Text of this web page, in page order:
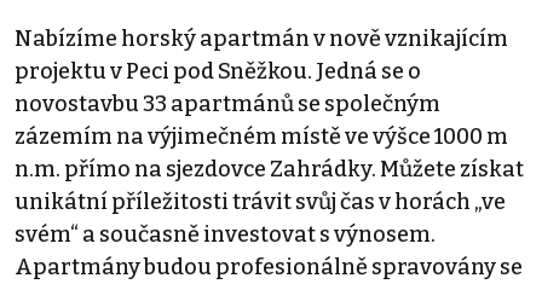
Nabízíme horský apartmán v nově vznikajícím
projektu v Peci pod Sněžkou. Jedná se o
novostavbu 33 apartmánů se společným
zázemím na výjimečném místě ve výšce 1000 m
n.m. přímo na sjezdovce Zahrádky. Můžete získat
unikátní příležitosti trávit svůj čas v horách „ve
svém“ a současně investovat s výnosem.
Apartmány budou profesionálně spravovány se